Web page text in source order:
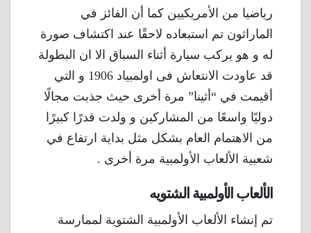
رياضيا من الأمريكيين كما أن الفائز في
الماراثون تم استبعاده لاحقًا عند اكتشاف صورة
له و هو يركب سيارة أثناء السباق الا ان البطولة
قد عاودت الانتعاش فى اولمبياد 1906 و التي
أقيمت في “أثينا” مرة أخرى حيث جذبت مجالًا
دوليًا واسعًا من المشاركين و ولدت قدرًا كبيرًا
من الاهتمام العام بشكل مثل بداية ارتفاع في
شعبية الألعاب الأولمبية مرة أخرى .
الألعاب الأولمبية الشتويه
تم إنشاء الألعاب الأولمبية الشتوية لممارسة